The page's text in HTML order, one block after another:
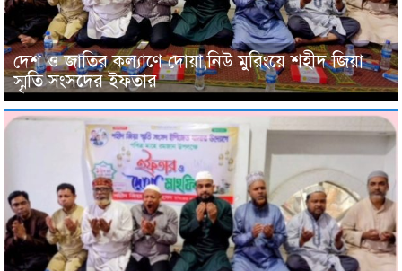
দেশ ও জাতির কল্যাণে দোয়া,নিউ মুরিংয়ে শহীদ জিয়া
স্মৃতি সংসদের ইফতার